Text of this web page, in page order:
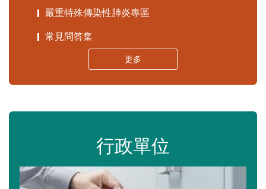
嚴重特殊傳染性肺炎專區
常見問答集
更多
行政單位